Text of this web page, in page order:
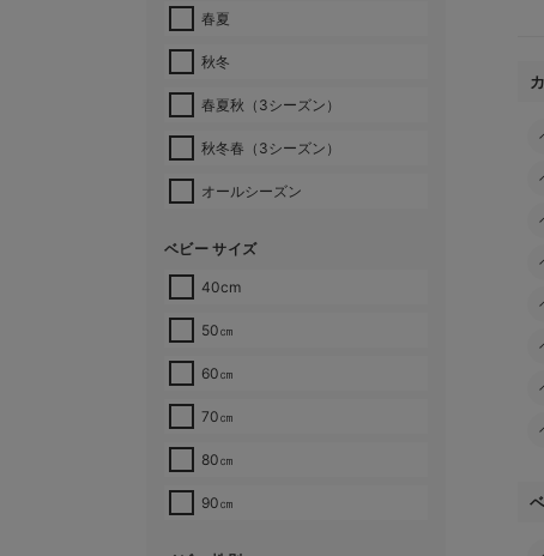
春夏
秋冬
春夏秋（3シーズン）
秋冬春（3シーズン）
オールシーズン
ベビー サイズ
40cm
50㎝
60㎝
70㎝
80㎝
90㎝